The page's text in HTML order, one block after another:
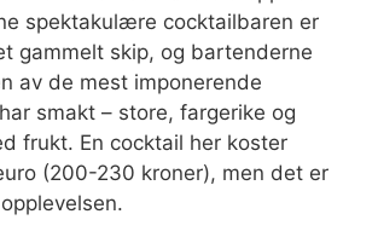
spektakulære cocktailbaren er
gammelt skip, og bartenderne
av de mest imponerende
smakt – store, fargerike og
frukt. En cocktail her koster
(200-230 kroner), men det er